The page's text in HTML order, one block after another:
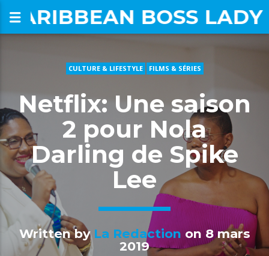
CARIBBEAN BOSS LADY
CULTURE & LIFESTYLE FILMS & SÉRIES
Netflix: Une saison
2 pour Nola
Darling de Spike
Lee
Written by La Redactionon 8 mars
2019